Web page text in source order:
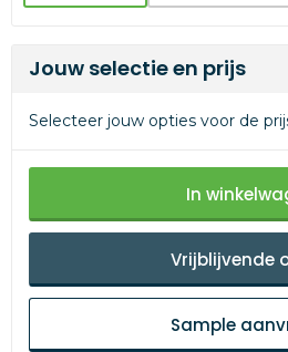
Jouw selectie en prijs
Selecteer jouw opties voor de
In
Vrijblijvende
Sample